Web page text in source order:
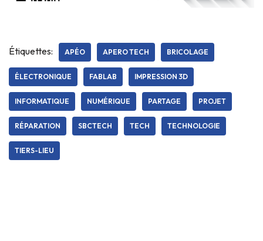
Étiquettes: APÉO APERO TECH BRICOLAGE
ÉLECTRONIQUE FABLAB IMPRESSION 3D
INFORMATIQUE NUMÉRIQUE PARTAGE PROJET
RÉPARATION SBCTECH TECH TECHNOLOGIE
TIERS-LIEU